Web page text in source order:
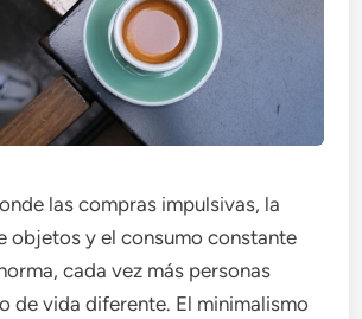
las compras impulsivas, la
objetos y el consumo constante
cada vez más personas
de vida diferente. El minimalismo